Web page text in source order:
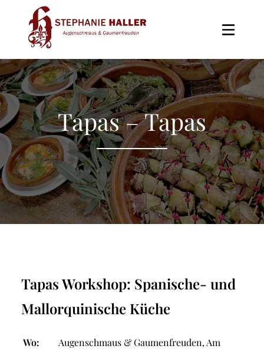
content
Tapas – Tapas
Tapas Workshop: Spanische- und
Mallorquinische Küche
Wo:
Augenschmaus & Gaumenfreuden, Am